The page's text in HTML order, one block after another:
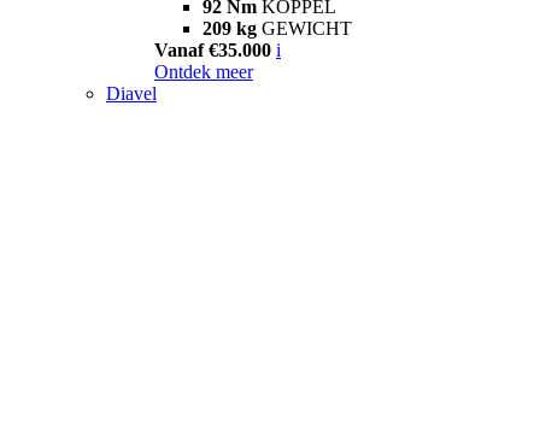
92 Nm KOPPEL
209 kg GEWICHT
Vanaf €35.000 i
Ontdek meer
Diavel